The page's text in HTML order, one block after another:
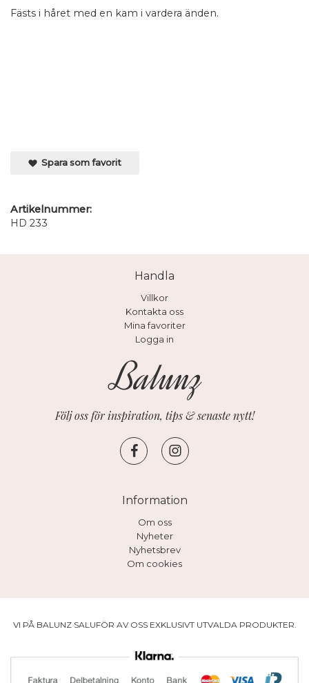
Fästs i håret med en kam i vardera änden.
Spara som favorit
Artikelnummer:
HD 233
Handla
Villkor
Kontakta oss
Mina favoriter
Logga in
Följ oss för inspiration, tips & senaste nytt!
Information
Om oss
Nyheter
Nyhetsbrev
Om cookies
VI PÅ BALUNZ SALUFÖR AV OSS EXKLUSIVT UTVALDA PRODUKTER.